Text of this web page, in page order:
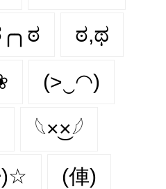
ಠ,ಥ
(>‿◠)
𓆩×͜×𓆪
(俥)